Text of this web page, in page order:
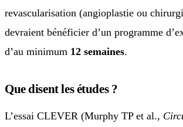
revascularisation (angioplastie ou
devraient bénéficier d’un programme
d’au minimum 12 semaines.
Que disent les études ?
L’essai CLEVER (Murphy TP et al.,